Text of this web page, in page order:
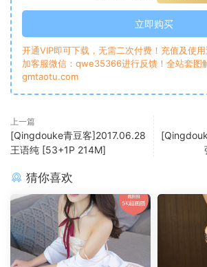
立即购买
开通VIP即可下载，无需二次付费！充值及使
加客服微信：qwe35366进行反馈！全站套图
gmtaotu.com
上一篇
[Qingdouke青豆客]2017.06.28
王语纯 [53+1P 214M]
猜你喜欢